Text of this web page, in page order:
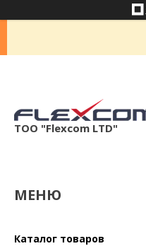
ТОО "Flexcom LTD"
Каталог товаров